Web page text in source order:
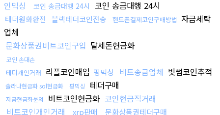
인믹싱
코인 송금대행 24시 코인 송금대행 24시
태더원화환전 블랙테더코인전송 핸드폰결제코인구매방법 자금세탁
업체
문화상품권비트코인구입 탈세돈현금화
코인 손대손
테더개인거래 리플코인매입 핑믹싱 비트송금업체 빗썸코인추적
솔라나현금화 sol현금화 핑믹싱 테더구매
자금현금화문의 비트코인현금화 코인현금직거래
비트코인개인거래
xrp판매 문화상품권테더구매